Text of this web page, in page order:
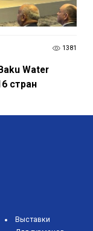
1381
Water
стран
Выставки